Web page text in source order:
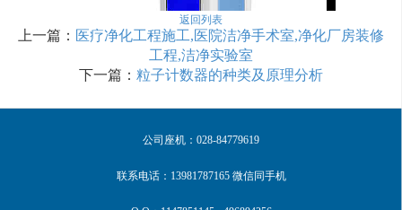
返回列表
上一篇： 医疗净化工程施工,医院洁净手术室,净化厂房装修
工程,洁净实验室
下一篇：粒子计数器的种类及原理分析
公司座机：028-84779619
联系电话：13981787165 微信同手机